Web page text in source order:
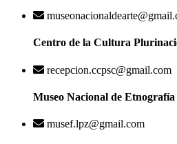
Centro de la Cultura
recepcion.ccpsc@gmail.com
Museo Nacional de
musef.lpz@gmail.com